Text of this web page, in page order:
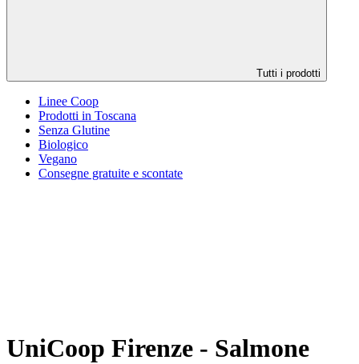
Tutti i prodotti
Linee Coop
Prodotti in Toscana
Senza Glutine
Biologico
Vegano
Consegne gratuite e scontate
UniCoop Firenze - Salmone